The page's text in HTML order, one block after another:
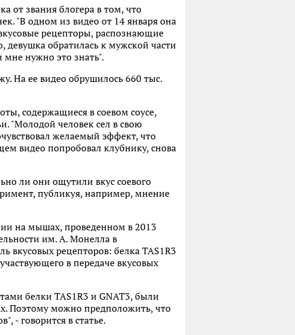
от звания блогера в том, что
"В одном из видео от 14 января она
рецепторы, распознающие
девушка обратилась к мужской части
мне нужно это знать".
На ее видео обрушилось 660 тыс.
содержащиеся в соевом соусе,
"Молодой человек сел в свою
желаемый эффект, что
видео попробовал клубнику, снова
ли они ощутили вкус соевого
публикуя, например, мнение
на мышах, проведенном в 2013
им. А. Монелла в
рецепторов: белка TAS1R3
в передаче вкусовых
белки TAS1R3 и GNAT3, были
Поэтому можно предположить, что
- говорится в статье.